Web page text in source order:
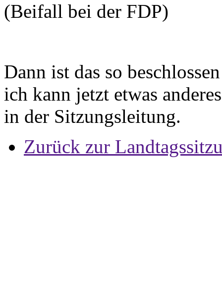
(Beifall bei der FDP)
Dann ist das so
ich kann jetzt etwas
in der Sitzungsleitung.
Zurück zur